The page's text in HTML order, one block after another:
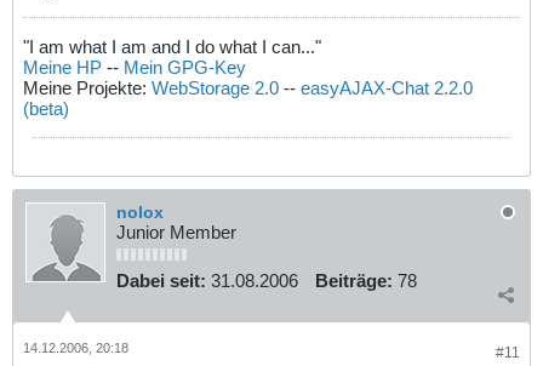
"I am what I am and I do what I can..."
Meine HP -- Mein GPG-Key
Meine Projekte: WebStorage 2.0 -- easyAJAX-Chat 2.2.0
(beta)
nolox
Junior Member
Dabei seit: 31.08.2006 Beiträge: 78
#11
14.12.2006, 20:18